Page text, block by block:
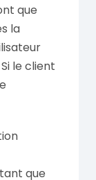
que
la
le client
que